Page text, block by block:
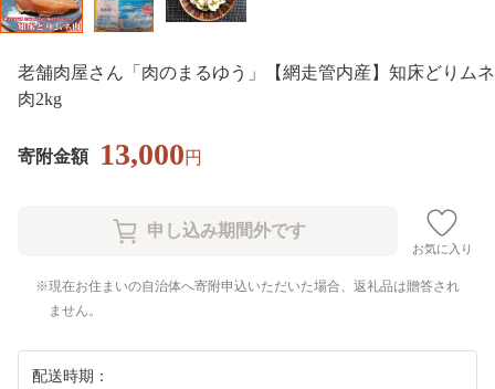
老舗肉屋さん「肉のまるゆう」【網走管内産】知床どりムネ
肉2kg
寄附金額 13,000円
お気に入り
現在お住まいの自治体へ寄附申込いただいた場合、返礼品は贈答され
ません。
配送時期：